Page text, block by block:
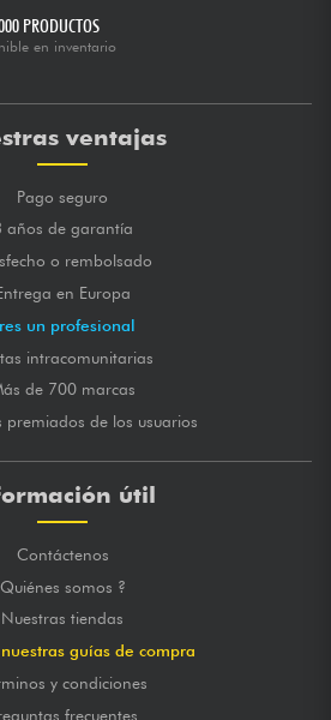
PRODUCTOS
en inventario
ventajas
Pago seguro
años de garantía
o rembolsado
en Europa
un profesional
intracomunitarias
de 700 marcas
premiados de los usuarios
útil
Contáctenos
Quiénes somos ?
Nuestras tiendas
guías de compra
y condiciones
frecuentes